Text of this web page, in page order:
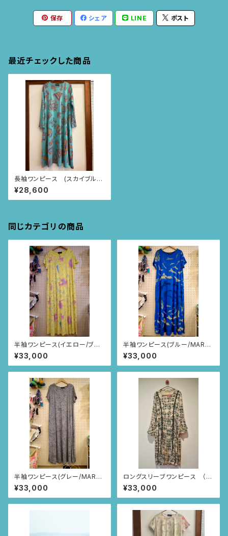
保存 シェア LINE ポスト
最近チェックした商品
長袖ワンピース (スカイブル
ー・PONCHPUNCH柄)
¥28,600
同じカテゴリの商品
半袖ワンピース(イエロー/ブラ
ジルのお花柄)
¥33,000
半袖ワンピース(ブルー/MAR
柄)
¥33,000
半袖ワンピース(グレー/MAR
柄)
¥33,000
ロングスリーブワンピース （ピ
ンクベージュ/スクエアニャンド
ゥティ柄）
¥33,000